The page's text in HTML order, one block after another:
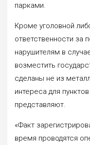
парками.
Кроме уголовной
ответственности за
нарушителям в
возместить
сделаны не из
интереса для
представляют.
«Факт
время проводятся